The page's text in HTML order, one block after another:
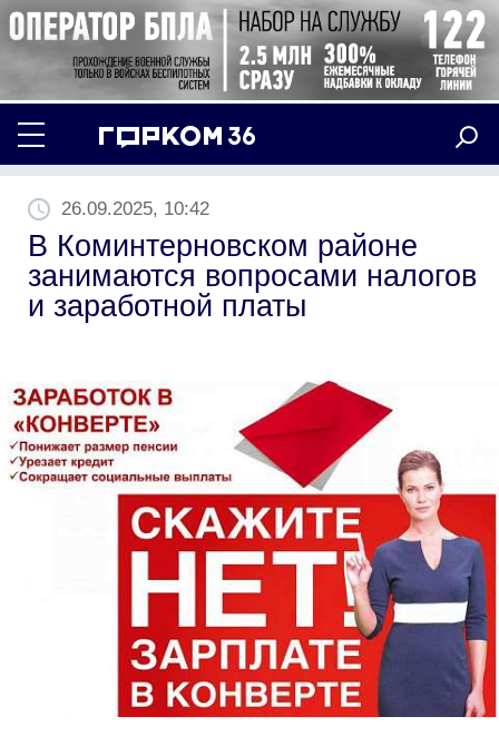
26.09.2025, 10:42
В Коминтерновском районе
занимаются вопросами налогов
и заработной платы